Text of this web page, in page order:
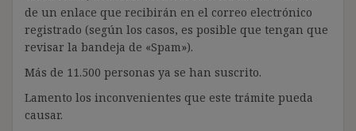
de un enlace que recibirán en el correo electrónico
registrado (según los casos, es posible que tengan que
revisar la bandeja de «Spam»).
Más de 11.500 personas ya se han suscrito.
Lamento los inconvenientes que este trámite pueda
causar.